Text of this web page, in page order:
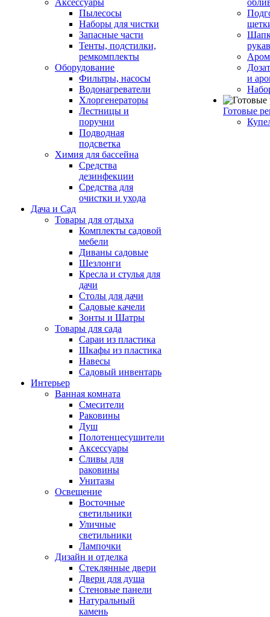
Аксессуары
Пылесосы
Наборы для чистки
Запасные части
Тенты, подстилки,
ремкомплекты
Оборудование
Фильтры, насосы
Водонагреватели
Хлоргенераторы
Лестницы и
поручни
Подводная
подсветка
Химия для бассейна
Средства
дезинфекции
Средства для
очистки и ухода
Дача и Сад
Товары для отдыха
Комплекты садовой
мебели
Диваны садовые
Шезлонги
Кресла и стулья для
дачи
Столы для дачи
Садовые качели
Зонты и Шатры
Товары для сада
Сараи из пластика
Шкафы из пластика
Навесы
Садовый инвентарь
Интерьер
Ванная комната
Смесители
Раковины
Душ
Полотенцесушители
Аксессуары
Сливы для
раковины
Унитазы
Освещение
Восточные
светильники
Уличные
светильники
Лампочки
Дизайн и отделка
Стеклянные двери
Двери для душа
Стеновые панели
Натуральный
камень
и
Готовые